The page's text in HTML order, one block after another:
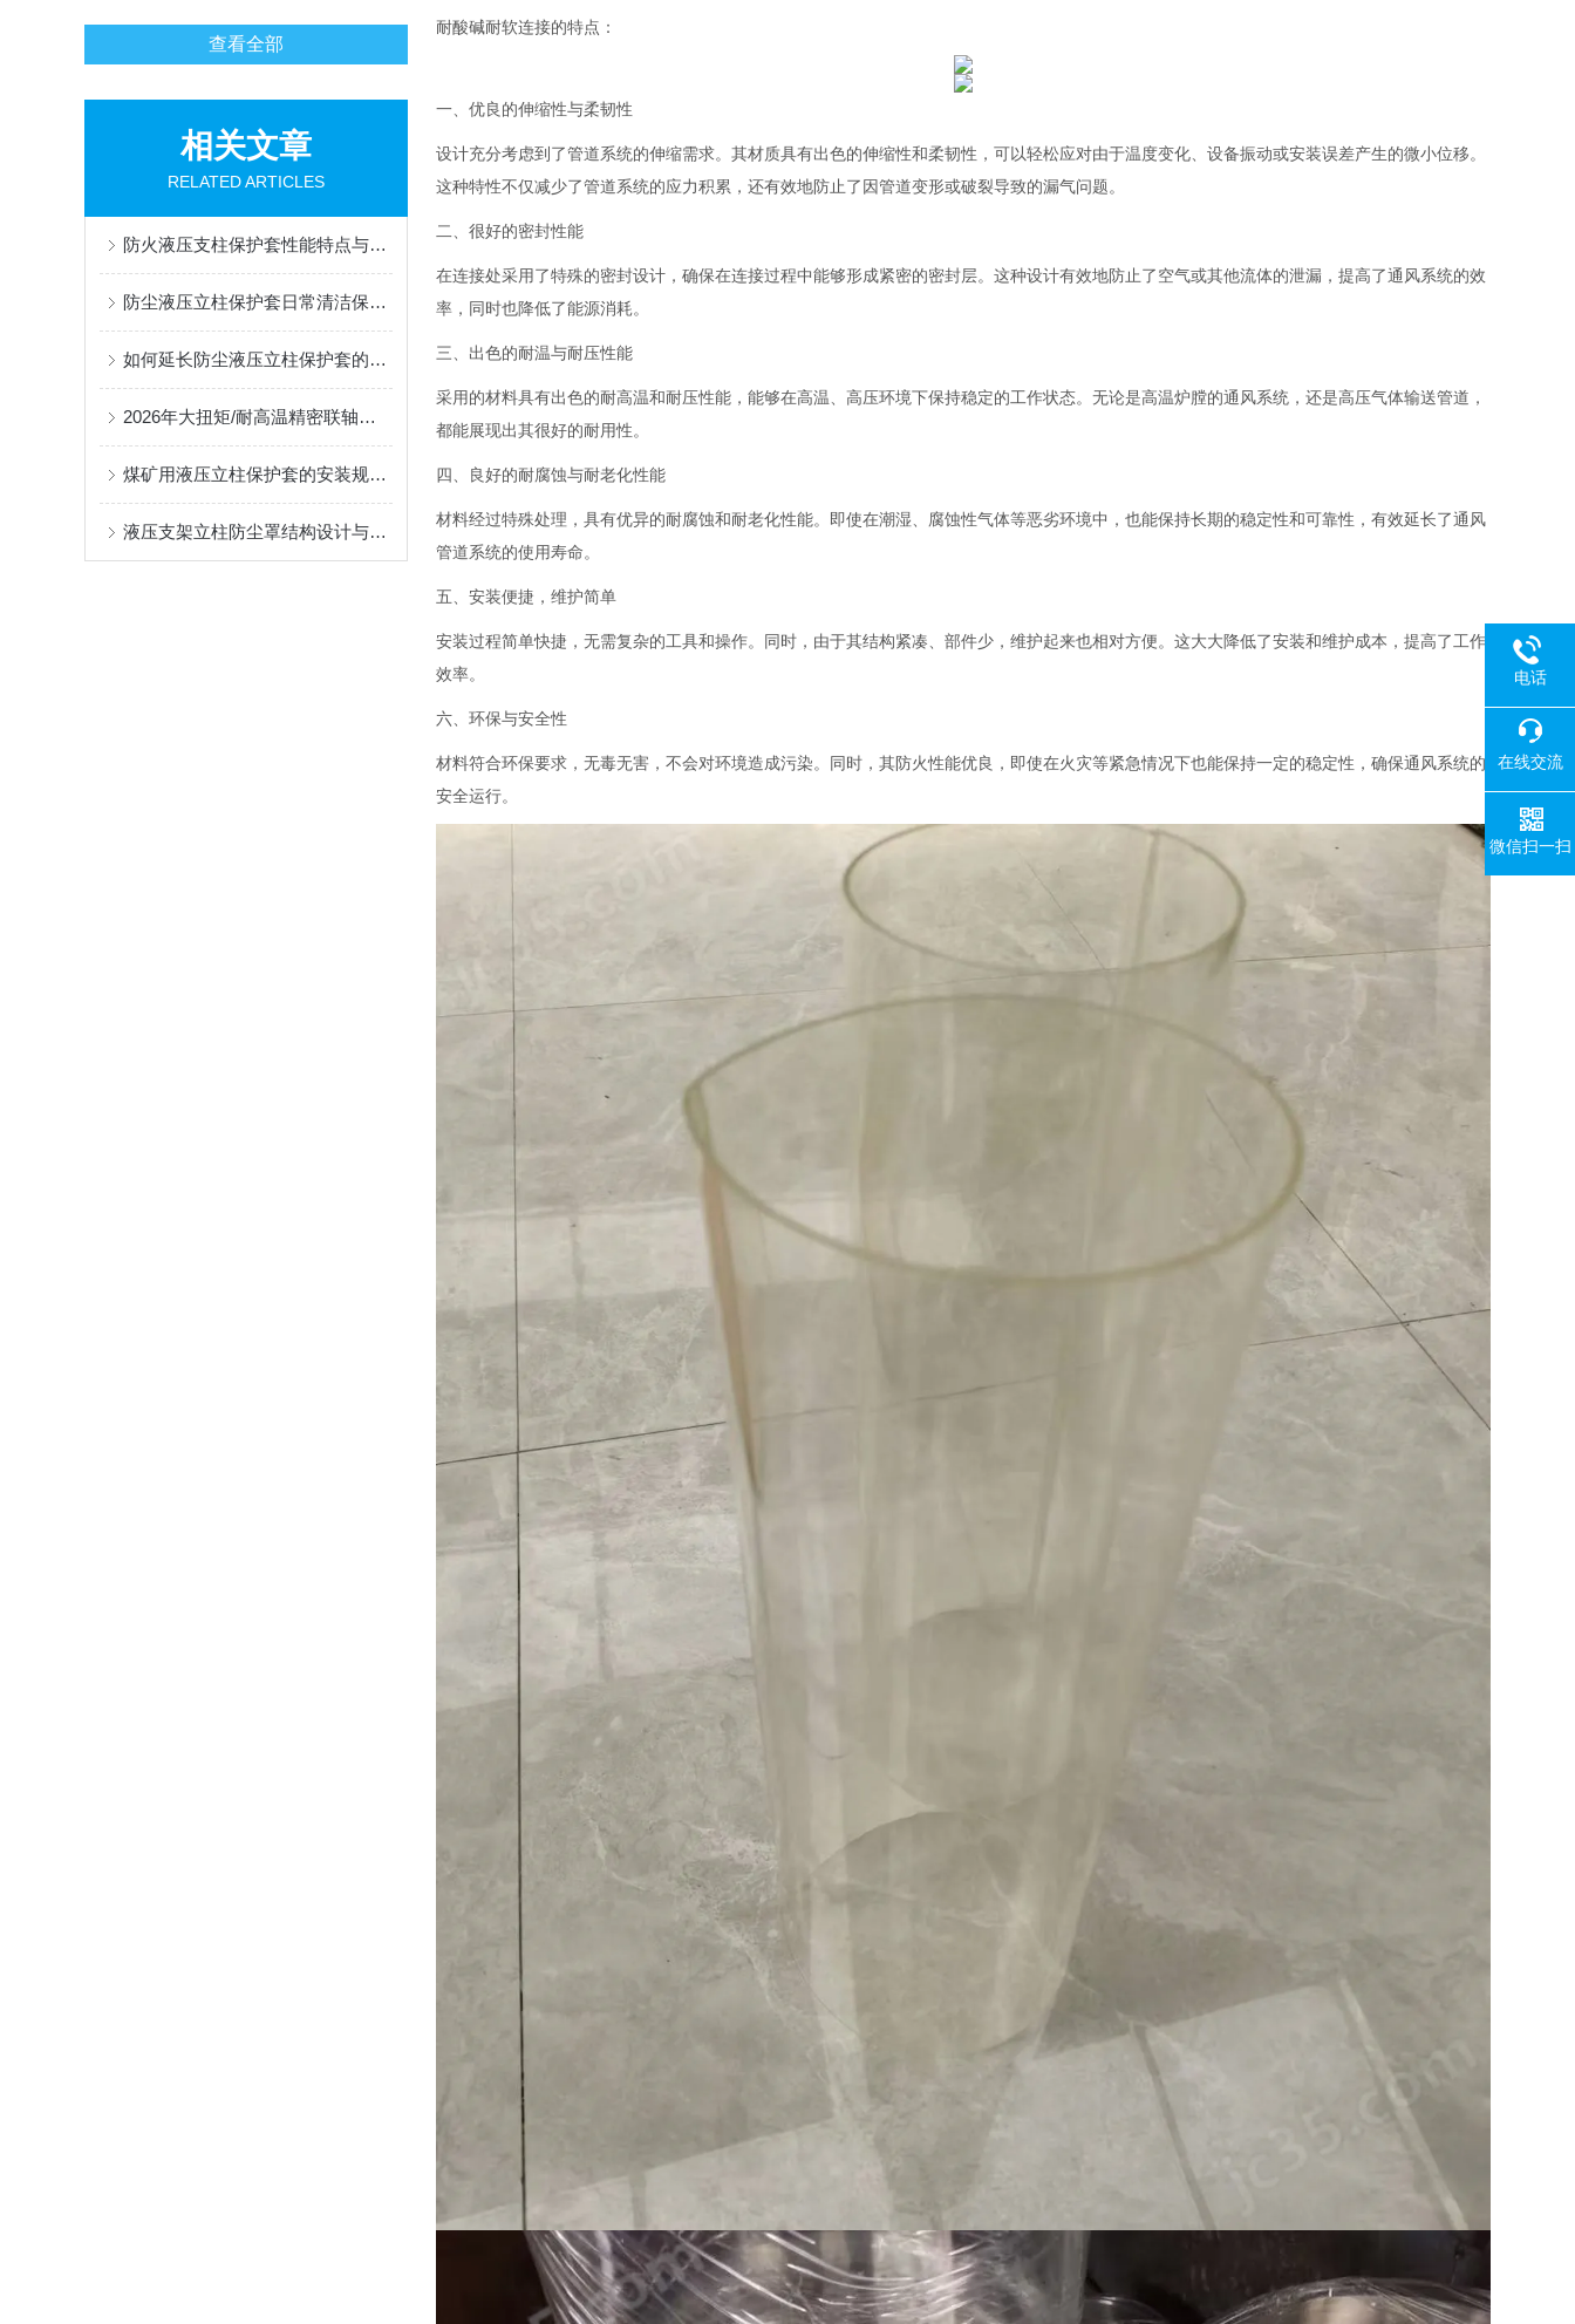
查看全部
相关文章
RELATED ARTICLES
防火液压支柱保护套性能特点与阻燃防护应用
防尘液压立柱保护套日常清洁保养与更换规范
如何延长防尘液压立柱保护套的使用寿命？
2026年大扭矩/耐高温精密联轴器定制找哪家？能实现精准定制的优质厂家盘点
煤矿用液压立柱保护套的安装规范与使用寿命提升方案
液压支架立柱防尘罩结构设计与密封防护原理
耐酸碱耐软连接的特点：
一、优良的伸缩性与柔韧性
设计充分考虑到了管道系统的伸缩需求。其材质具有出色的伸缩性和柔韧性，可以轻松应对由于温度变化、设备振动或安装误差产生的微小位移。
这种特性不仅减少了管道系统的应力积累，还有效地防止了因管道变形或破裂导致的漏气问题。
二、 很好的密封性能
在连接处采用了特殊的密封设计，确保在连接过程中能够形成紧密的密封层。这种设计有效地防止了空气或其他流体的泄漏，提高了通风系统的效
率，同时也降低了能源消耗。
三、出色的耐温与耐压性能
采用的材料具有出色的耐高温和耐压性能，能够在高温、高压环境下保持稳定的工作状态。无论是高温炉膛的通风系统，还是高压气体输送管道，
都能展现出其很好的耐用性。
四、良好的耐腐蚀与耐老化性能
材料经过特殊处理，具有优异的耐腐蚀和耐老化性能。即使在潮湿、腐蚀性气体等恶劣环境中，也能保持长期的稳定性和可靠性，有效延长了通风
管道系统的使用寿命。
五、安装便捷，维护简单
安装过程简单快捷，无需复杂的工具和操作。同时，由于其结构紧凑、部件少，维护起来也相对方便。这大大降低了安装和维护成本，提高了工作
效率。
六、环保与安全性
材料符合环保要求，无毒无害，不会对环境造成污染。同时，其防火性能优良，即使在火灾等紧急情况下也能保持一定的稳定性，确保通风系统的
安全运行。
电话
在线交流
微信扫一扫